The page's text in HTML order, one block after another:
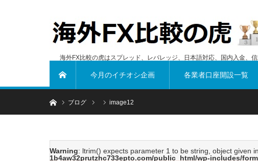
海外FX比較の虎はスプレッド、レバレッジ、日本語対応、国内入金、
今月のイチオシ企画 各業者口座開設一覧
ホームブログ image12
Warning: ltrim() expects parameter 1 to be string, object given in
1b4aw32prutzhc733epto.com/public_html/wp-includes/